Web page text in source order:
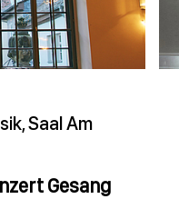
Saal Am
Gesang